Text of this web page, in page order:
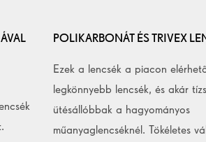
POLIKARBONÁT ÉS TRIVEX
Ezek a lencsék a piacon
legkönnyebb lencsék, és akár
ütésállóbbak a hagyományos
műanyaglencséknél. Tökéletes